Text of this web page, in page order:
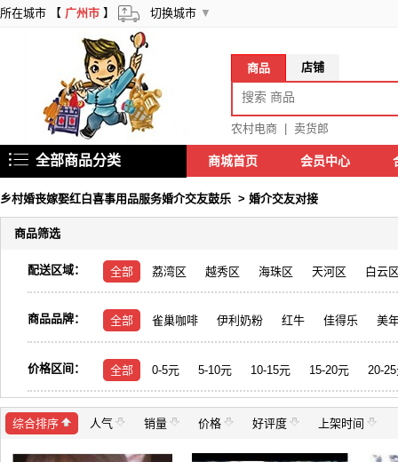
所在城市 【 广州市 】 切换城市 ▼
商品 店铺
农村电商 卖货郎
全部商品分类 商城首页 会员中心
乡村婚丧嫁娶红白喜事用品服务婚介交友鼓乐 > 婚介交友对接
商品筛选
配送区域： 全部 荔湾区 越秀区 海珠区 天河区 白云
商品品牌： 全部 雀巢咖啡 伊利奶粉 红牛 佳得乐 美
价格区间： 全部 0-5元 5-10元 10-15元 15-20元 20-
综合排序 人气 销量 价格 好评度 上架时间